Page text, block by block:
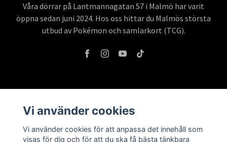
Våra dörrar på Lantmannagatan 57 i Malmö har varit
öppna sedan juni 2024. Hos oss hittar du Malmös största
utbud av Pokémon och samlarkort (TCG).
Butik & öppettider
Kontakta oss
Vi använder cookies
Vi använder cookies för att anpassa det innehåll som
visas för dig och för att du ska få bästa tänkbara